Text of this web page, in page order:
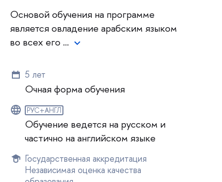
Основой обучения на программе
является овладение арабским языком
во всех его …
5 лет
Очная форма обучения
РУС+АНГЛ
Обучение ведется на русском и
частично на английском языке
Государственная аккредитация
Независимая оценка качества